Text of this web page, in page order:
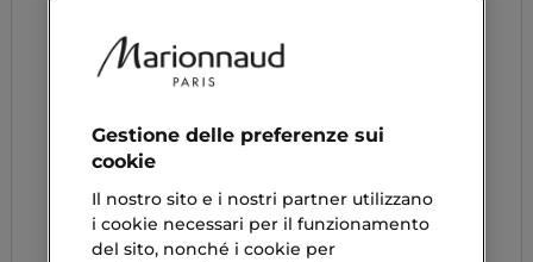
Gestione delle preferenze sui
cookie
Il nostro sito e i nostri partner utilizzano
i cookie necessari per il funzionamento
del sito, nonché i cookie per